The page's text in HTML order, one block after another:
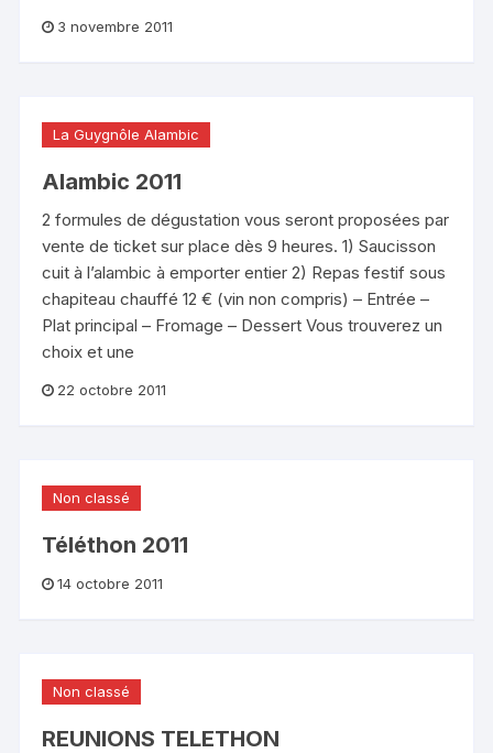
3 novembre 2011
La Guygnôle Alambic
Alambic 2011
2 formules de dégustation vous seront proposées par
vente de ticket sur place dès 9 heures. 1) Saucisson
cuit à l’alambic à emporter entier 2) Repas festif sous
chapiteau chauffé 12 € (vin non compris) – Entrée –
Plat principal – Fromage – Dessert Vous trouverez un
choix et une
22 octobre 2011
Non classé
Téléthon 2011
14 octobre 2011
Non classé
REUNIONS TELETHON